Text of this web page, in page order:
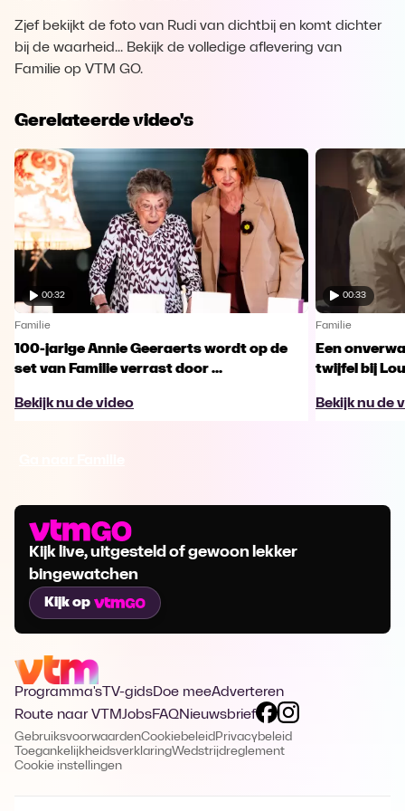
Zjef bekijkt de foto van Rudi van dichtbij en komt dichter
bij de waarheid... Bekijk de volledige aflevering van
Familie op VTM GO.
Gerelateerde video's
00:32
Familie
100-jarige Annie Geeraerts wordt op de
set van Familie verrast door ...
Bekijk nu de video
00:33
Familie
Een
twijfel bij
Bekijk nu de
Kijk live, uitgesteld of gewoon lekker
bingewatchen
Kijk op
Programma's TV-gidsDoe meeAdverteren
Route naar VTMJobsFAQNieuwsbrief
GebruiksvoorwaardenCookiebeleid Privacybeleid
ToegankelijkheidsverklaringWedstrijdreglement
Cookie instellingen